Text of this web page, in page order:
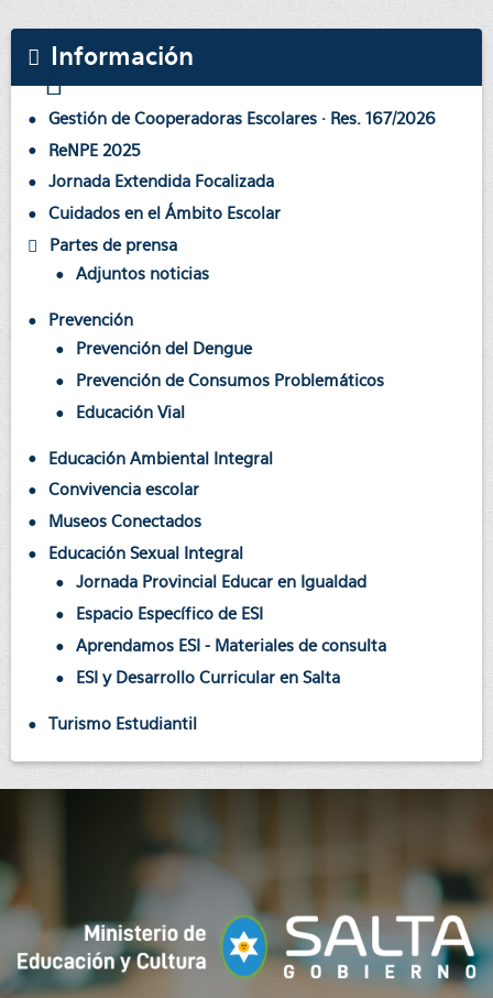
Información
Gestión de Cooperadoras Escolares · Res. 167/2026
ReNPE 2025
Jornada Extendida Focalizada
Cuidados en el Ámbito Escolar
Partes de prensa
Adjuntos noticias
Prevención
Prevención del Dengue
Prevención de Consumos Problemáticos
Educación Vial
Educación Ambiental Integral
Convivencia escolar
Museos Conectados
Educación Sexual Integral
Jornada Provincial Educar en Igualdad
Espacio Específico de ESI
Aprendamos ESI - Materiales de consulta
ESI y Desarrollo Curricular en Salta
Turismo Estudiantil